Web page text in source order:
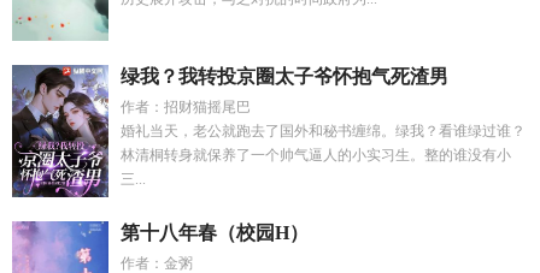
绿我？我转投京圈太子爷怀抱气死渣男
作者：招财猫摇尾巴
婚礼当天，老公就跑去了国外和秘书缠绵。绿我？看谁绿过谁？
林清桐转身就保养了一个帅气逼人的小实习生。整的谁没有小
三...
第十八年春（校园H）
作者：金粥